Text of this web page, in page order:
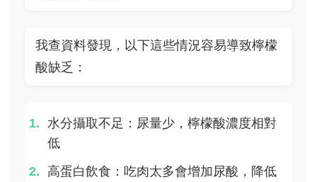
我查資料發現，以下這些情況容易導致檸檬
酸缺乏：
水分攝取不足：尿量少，檸檬酸濃度相對
低
高蛋白飲食：吃肉太多會增加尿酸，降低